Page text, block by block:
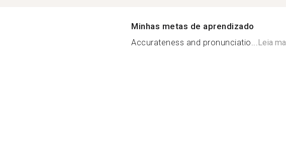
Minhas metas de aprendizado
Accurateness and pronunciatio... Leia